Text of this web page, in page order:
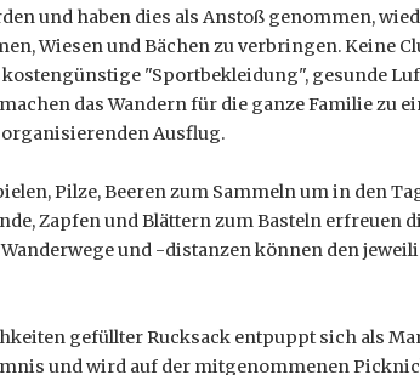
und haben dies als Anstoß genommen,
Wiesen und Bächen zu verbringen. Keine
"Sportbekleidung", gesunde
das Wandern für die ganze Familie zu
Ausflug.
Pilze, Beeren zum Sammeln um in den
Zapfen und Blättern zum Basteln erfreuen
und -distanzen können den
gefüllter Rucksack entpuppt sich als
und wird auf der mitgenommenen